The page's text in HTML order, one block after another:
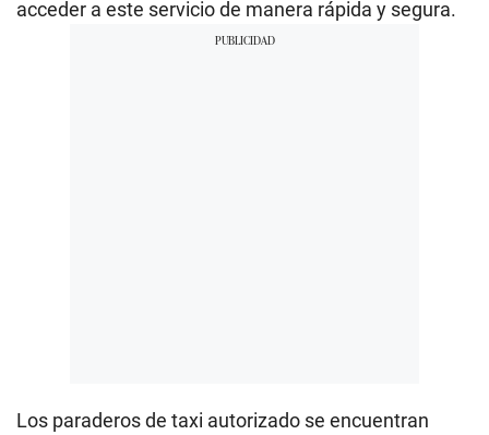
acceder a este servicio de manera rápida y segura.
Los paraderos de taxi autorizado se encuentran